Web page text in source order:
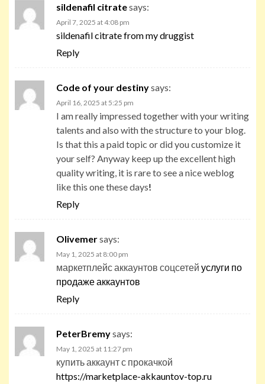
sildenafil citratesays:
April 7, 2025 at 4:08 pm
sildenafil citrate from my druggist
Reply
Code of your destinysays:
April 16, 2025 at 5:25 pm
I am really impressed together with your writing
talents and also with the structure to your blog.
Is that this a paid topic or did you customize it
your self? Anyway keep up the excellent high
quality writing, it is rare to see a nice weblog
like this one these days!
Reply
Olivemersays:
May 1, 2025 at 8:00 pm
маркетплейс аккаунтов соцсетей услуги по
продаже аккаунтов
Reply
PeterBremysays:
May 1, 2025 at 11:27 pm
купить аккаунт с прокачкой
https://marketplace-akkauntov-top.ru